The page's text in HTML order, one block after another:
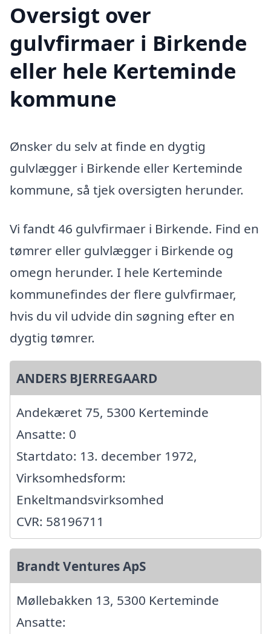
Oversigt over
gulvfirmaer i Birkende
eller hele Kerteminde
kommune
Ønsker du selv at finde en dygtig
gulvlægger i Birkende eller Kerteminde
kommune, så tjek oversigten herunder.
Vi fandt 46 gulvfirmaer i Birkende. Find en
tømrer eller gulvlægger i Birkende og
omegn herunder. I hele Kerteminde
kommunefindes der flere gulvfirmaer,
hvis du vil udvide din søgning efter en
dygtig tømrer.
ANDERS BJERREGAARD
Andekæret 75, 5300 Kerteminde
Ansatte: 0
Startdato: 13. december 1972,
Virksomhedsform:
Enkeltmandsvirksomhed
CVR: 58196711
Brandt Ventures ApS
Møllebakken 13, 5300 Kerteminde
Ansatte: